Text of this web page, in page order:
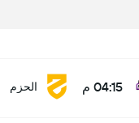
04:15 م الحزم